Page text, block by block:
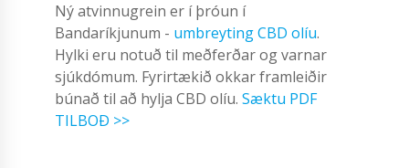
Ný atvinnugrein er í þróun í
Bandaríkjunum - umbreyting CBD olíu.
Hylki eru notuð til meðferðar og varnar
sjúkdómum. Fyrirtækið okkar framleiðir
búnað til að hylja CBD olíu. Sæktu PDF
TILBOÐ >>